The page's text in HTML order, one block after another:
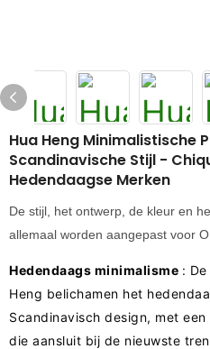
Hua Heng Minimalistische
Scandinavische Stijl -
Hedendaagse Merken
De stijl, het ontwerp, de kleur en
allemaal worden aangepast voor
Hedendaags minimalisme :
Heng belichamen het
Scandinavisch design, met
die aansluit bij de nieuwste